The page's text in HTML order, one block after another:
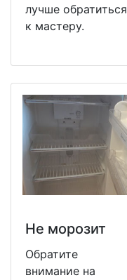
лучше обратиться
к мастеру.
Не морозит
Обратите
внимание на